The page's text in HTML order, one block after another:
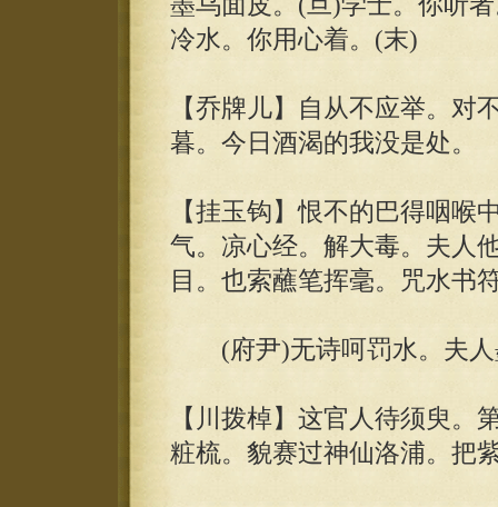
冷水。你用心着。(末)
【乔牌儿】自从不应举。对
暮。今日酒渴的我没是处。
【挂玉钩】恨不的巴得咽喉
气。凉心经。解大毒。夫人
目。也索蘸笔挥毫。咒水书
(府尹)无诗呵罚水。夫人
【川拨棹】这官人待须臾。
粧梳。貌赛过神仙洛浦。把